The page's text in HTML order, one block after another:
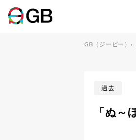
GB（ジービー） ‹
過去
「ぬ